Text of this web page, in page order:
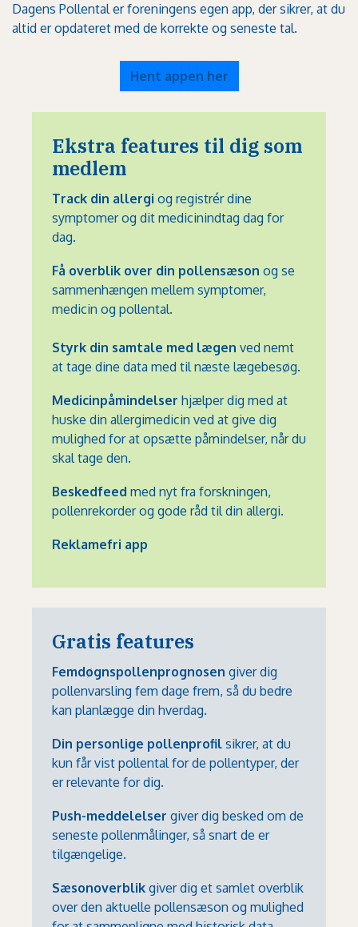
Dagens Pollental er foreningens egen app, der sikrer, at du
altid er opdateret med de korrekte og seneste tal.
Hent appen her
Ekstra features til dig som
medlem
Track din allergi og registrér dine
symptomer og dit medicinindtag dag for
dag.
Få overblik over din pollensæson og se
sammenhængen mellem symptomer,
medicin og pollental.
Styrk din samtale med lægen ved nemt
at tage dine data med til næste lægebesøg.
Medicinpåmindelser hjælper dig med at
huske din allergimedicin ved at give dig
mulighed for at opsætte påmindelser, når du
skal tage den.
Beskedfeed med nyt fra forskningen,
pollenrekorder og gode råd til din allergi.
Reklamefri app
Gratis features
Femdøgnspollenprognosen giver dig
pollenvarsling fem dage frem, så du bedre
kan planlægge din hverdag.
Din personlige pollenprofil sikrer, at du
kun får vist pollental for de pollentyper, der
er relevante for dig.
Push-meddelelser giver dig besked om de
seneste pollenmålinger, så snart de er
tilgængelige.
Sæsonoverblik giver dig et samlet overblik
over den aktuelle pollensæson og mulighed